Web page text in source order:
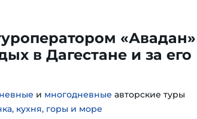
«Авадан»
в Дагестане и за его
и многодневные авторские туры
кухня, горы и море